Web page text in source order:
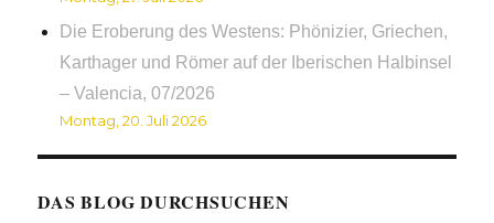
Die Eroberung des Westens: Phönizier, Griechen,
Karthager und Römer auf der Iberischen Halbinsel
– Valencia, 07/2026
Montag, 20. Juli 2026
DAS BLOG DURCHSUCHEN